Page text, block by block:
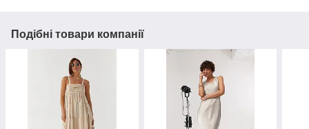
Подібні товари компанії